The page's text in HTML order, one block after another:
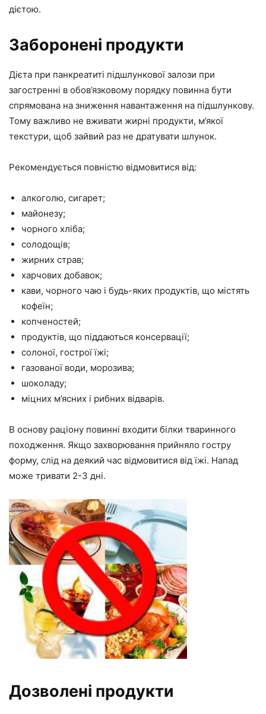
дієтою.
Заборонені продукти
Дієта при панкреатиті підшлункової залози при
загостренні в обов’язковому порядку повинна бути
спрямована на зниження навантаження на підшлункову.
Тому важливо не вживати жирні продукти, м’якої
текстури, щоб зайвий раз не дратувати шлунок.
Рекомендується повністю відмовитися від:
алкоголю, сигарет;
майонезу;
чорного хліба;
солодощів;
жирних страв;
харчових добавок;
кави, чорного чаю і будь-яких продуктів, що містять
кофеїн;
копченостей;
продуктів, що піддаються консервації;
солоної, гострої їжі;
газованої води, морозива;
шоколаду;
міцних м’ясних і рибних відварів.
В основу раціону повинні входити білки тваринного
походження. Якщо захворювання прийняло гостру
форму, слід на деякий час відмовитися від їжі. Напад
може тривати 2-3 дні.
Дозволені продукти